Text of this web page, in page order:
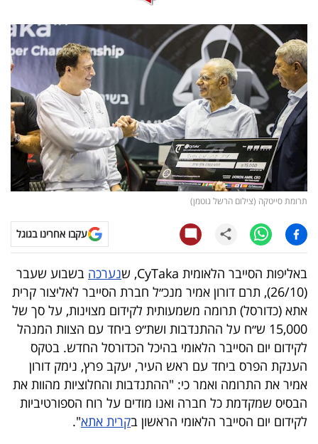
מדדים
ומחקרים
דעות
רכילות
עסקית
קריפטו
ויראלי
טלוויזיה
עסקי
ספורט
קריירה
ולימודים
מינויים
רייטינג
תרומת סייטקה (צילום הרשל גוטמן)
עקבו אחרינו בגוגל
באליפות הסייבר הלאומית CyTaka, ש נערכה בשבוע שעבר
(26/10), תרם דורון אמיר מנכ״ל חברת הסייבר לאליצור קרית
אתא (כדורסל) תרומה משמעותית לקידום מצוינות, על סך של
15,000 ש״ח על ההתנדבות ושת״פ ביחד עם הצוות המנהל
לקידום יום הסייבר הלאומי בהיכל הכדורסל החדש. בטקס
הענקת הפרס ביחד עם ראש העיר, יעקב פרץ, נימק דורון
אמיר את התרומה ואמר כי: "ההתנדבות והחלוציות מהוות את
הבסיס שמקדמת כל חברה ואנו מודים על רוח הספורטיביות
לקידום יום הסייבר הלאומי הראשון בקרית אתא".